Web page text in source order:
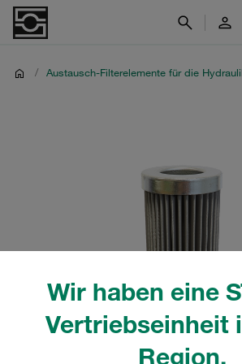
Wir haben eine
Vertriebseinheit
Region.
/ Austausch-Filterelemente für die